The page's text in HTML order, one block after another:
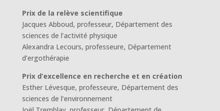
Prix de la relève scientifique
Jacques Abboud, professeur, Département des
sciences de l’activité physique
Alexandra Lecours, professeure, Département
d’ergothérapie
Prix d’excellence en recherche et en création
Esther Lévesque, professeure, Département des
sciences de l’environnement